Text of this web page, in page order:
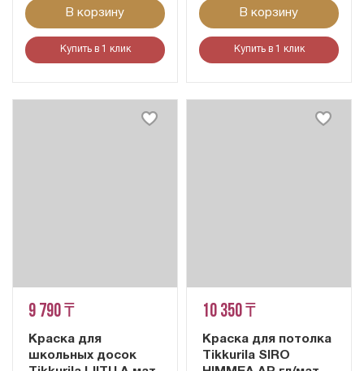
В корзину
Купить в 1 клик
В корзину
Купить в 1 клик
9 790 ₸
Краска для
школьных досок
10 350 ₸
Краска для потолка
Tikkurila SIRO